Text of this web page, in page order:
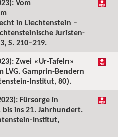
Vom
in Liechtenstein –
Juristen-
S. 210–219.
Zwei «Ur-Tafeln»
LVG. Gamprin-Bendern
Institut, 80).
Fürsorge in
ins 21. Jahrhundert.
Institut,